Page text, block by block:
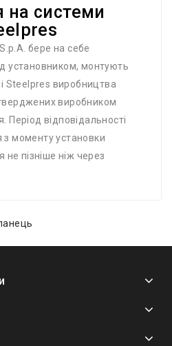
на системи
бере на себе
установником, монтують
Steelpres виробництва
виробником
Період відповідальності
з моменту установки
не пізніше ніж через